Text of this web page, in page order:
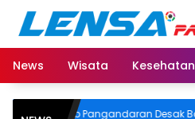
Langsung
konten
News
Wisata Kesehatan
Pemkab Pangandaran Desak Bangkai